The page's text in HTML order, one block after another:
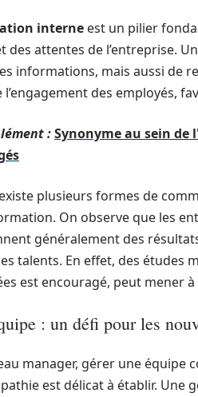
interne est un pilier
des attentes de l’entreprise.
informations, mais aussi de
des employés,
:Synonyme au sein
plusieurs formes de
On observe que les
généralement des
talents. En effet, des études
est encouragé, peut
: un défi pour les
manager, gérer une équipe
est délicat à établir. Une